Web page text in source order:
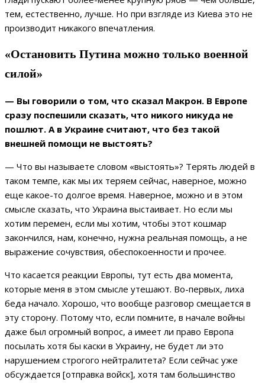
тем, естественно, лучше. Но при взгляде из Киева это не
производит никакого впечатления.
«Остановить Путина можно только военной
силой»
— Вы говорили о том, что сказал Макрон. В Европе
сразу поспешили сказать, что никого никуда не
пошлют. А в Украине считают, что без такой
внешней помощи не выстоять?
— Что вы называете словом «выстоять»? Терять людей в
таком темпе, как мы их теряем сейчас, наверное, можно
еще какое-то долгое время. Наверное, можно и в этом
смысле сказать, что Украина выстаивает. Но если мы
хотим перемен, если мы хотим, чтобы этот кошмар
закончился, нам, конечно, нужна реальная помощь, а не
выражение сочувствия, обеспокоенности и прочее.
Что касается реакции Европы, тут есть два момента,
которые меня в этом смысле утешают. Во-первых, лиха
беда начало. Хорошо, что вообще разговор смещается в
эту сторону. Потому что, если помните, в начале войны
даже был огромный вопрос, а имеет ли право Европа
посылать хотя бы каски в Украину, не будет ли это
нарушением строгого нейтралитета? Если сейчас уже
обсуждается [отправка войск], хотя там большинство